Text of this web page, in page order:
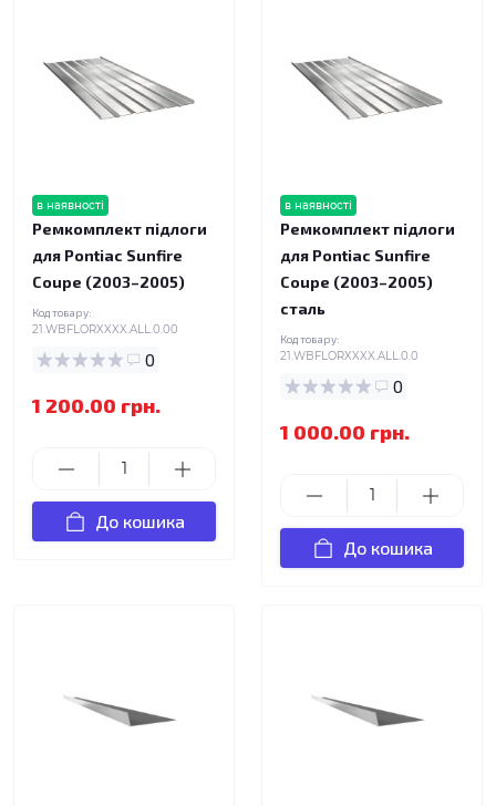
в наявності
Ремкомплект підлоги
для Pontiac Sunfire
Coupe (2003–2005)
Код товару:
21.WBFLORXXXX.ALL.0.00
0
1 200.00 грн.
До кошика
в наявності
Ремкомплект підлоги
для Pontiac Sunfire
Coupe (2003–2005)
сталь
Код товару:
21.WBFLORXXXX.ALL.0.0
0
1 000.00 грн.
До кошика